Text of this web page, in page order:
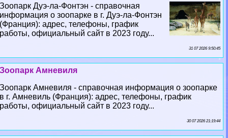
Зоопарк Дуэ-ла-Фонтэн - справочная
информация о зоопарке в г. Дуэ-ла-Фонтэн
(Франция): адрес, телефоны, график
работы, официальный сайт в 2023 году...
31 07 2026 9:50:45
Зоопарк Амневиля
Зоопарк Амневиля - справочная информация о зоопарке
в г. Амневиль (Франция): адрес, телефоны, график
работы, официальный сайт в 2023 году...
30 07 2026 21:19:44